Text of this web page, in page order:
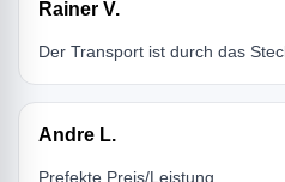
Rainer V.
Der Transport ist durch das
Andre L.
Prefekte Preis/Leistung